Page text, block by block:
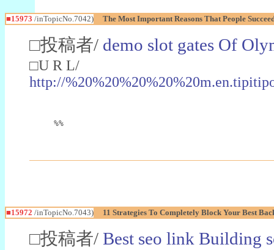
■15973 /inTopicNo.7042) The Most Important Reasons That People
□投稿者/ demo slot gates Of
□U R L/
http://
%%
■15972 /inTopicNo.7043) 11 Strategies To Completely Block Your Best
□投稿者/ Best seo link Building